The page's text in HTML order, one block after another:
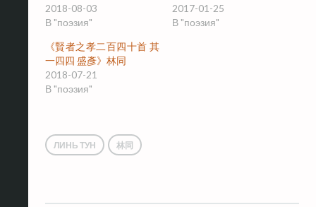
2018-08-03
В "поэзия"
2017-01-25
В "поэзия"
《賢者之孝二百四十首 其
一四四 盛彥》林同
2018-07-21
В "поэзия"
ЛИНЬ ТУН 林同